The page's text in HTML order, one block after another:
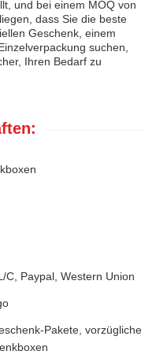
und bei einem MOQ von
dass Sie die beste
Geschenk, einem
suchen,
Ihren Bedarf zu
C, Paypal, Western Union
Pakete, vorzügliche